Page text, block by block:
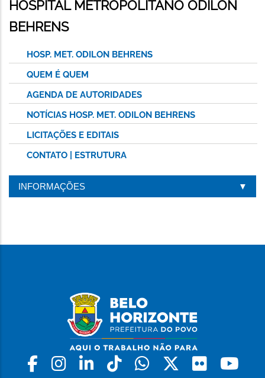
HOSPITAL METROPOLITANO ODILON
BEHRENS
HOSP. MET. ODILON BEHRENS
QUEM É QUEM
AGENDA DE AUTORIDADES
NOTÍCIAS HOSP. MET. ODILON BEHRENS
LICITAÇÕES E EDITAIS
CONTATO | ESTRUTURA
INFORMAÇÕES
Facebook
Instagram
LinkedinTiktokWhatsapp
X Flickr